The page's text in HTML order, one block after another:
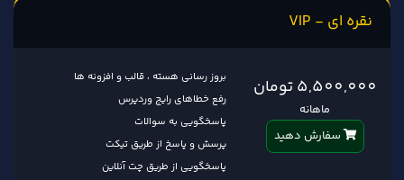
نقره ای - VIP
بروز رسانی هسته ، قالب و افزونه ها
رفع خطاهای رایج وردپرس
پاسخگویی به سوالات
پرسش و پاسخ از طریق تیکت
پاسخگویی از طریق چت آنلاین
5,500,000 تومان
ماهانه
سفارش دهید